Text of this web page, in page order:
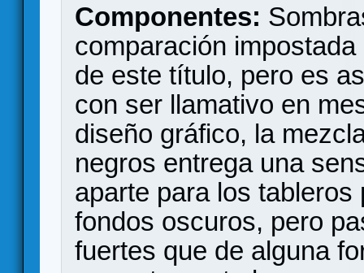
Componentes:
comparación
de este título, pero es
con ser llamativo en
diseño gráfico, la
negros entrega una
aparte para los
fondos oscuros, pero
fuertes que de alguna